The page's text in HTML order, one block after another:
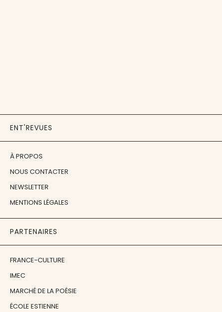
ENT'REVUES
À PROPOS
NOUS CONTACTER
NEWSLETTER
MENTIONS LÉGALES
PARTENAIRES
FRANCE-CULTURE
IMEC
MARCHÉ DE LA POÉSIE
ÉCOLE ESTIENNE